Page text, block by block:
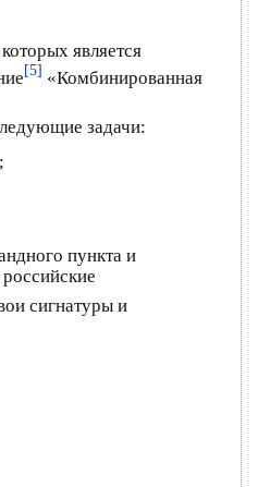
является
[5] «Комбинированная
задачи:
пункта и
сигнатуры и